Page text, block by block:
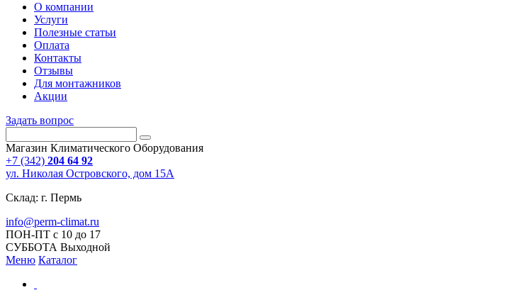
О компании
Услуги
Полезные статьи
Оплата
Контакты
Отзывы
Для монтажников
Акции
Задать вопрос
Магазин Климатического Оборудования
+7 (342) 204 64 92
ул. Николая Островского, дом 15А
Склад: г. Пермь
info@perm-climat.ru
ПОН-ПТ с 10 до 17
СУББОТА Выходной
Меню Каталог